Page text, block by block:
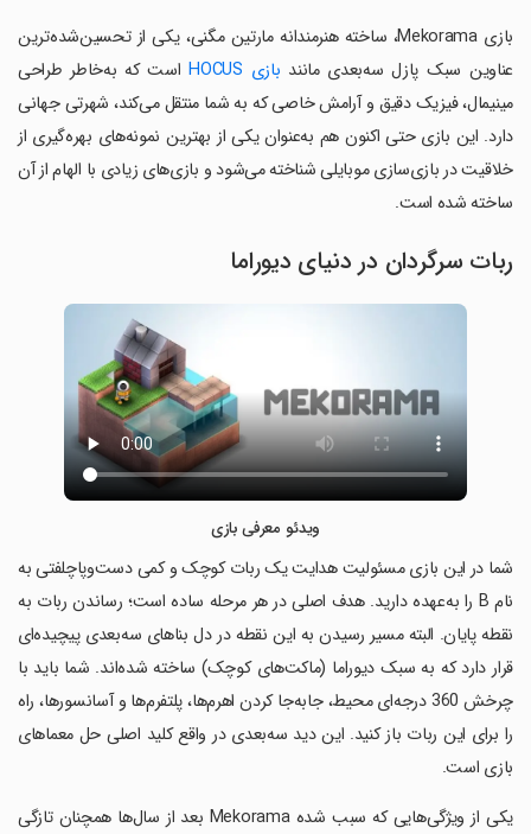
بازی Mekorama، ساخته هنرمندانه مارتین مگنی، یکی از تحسین‌شده‌ترین
عناوین سبک پازل سه‌بعدی مانند بازی HOCUS
است که به‌خاطر طراحی
مینیمال، فیزیک دقیق و آرامش خاصی که به شما منتقل می‌کند، شهرتی جهانی
دارد. این بازی حتی اکنون هم به‌عنوان یکی از بهترین نمونه‌های بهره‌گیری از
خلاقیت در بازی‌سازی موبایلی شناخته می‌شود و بازی‌های زیادی با الهام از آن
ساخته شده است.
ربات سرگردان در دنیای دیوراما
ویدئو معرفی بازی
شما در این بازی مسئولیت هدایت یک ربات کوچک و کمی دست‌وپاچلفتی به
نام B را به‌عهده دارید. هدف اصلی در هر مرحله ساده است؛ رساندن ربات به
نقطه پایان. البته مسیر رسیدن به این نقطه در دل بناهای سه‌بعدی پیچیده‌ای
قرار دارد که به سبک دیوراما (ماکت‌های کوچک) ساخته شده‌اند. شما باید با
چرخش 360 درجه‌ای محیط، جابه‌جا کردن اهرم‌ها، پلتفرم‌ها و آسانسورها، راه
را برای این ربات باز کنید. این دید سه‌بعدی در واقع کلید اصلی حل معماهای
بازی است.
یکی از ویژگی‌هایی که سبب شده Mekorama بعد از سال‌ها همچنان تازگی